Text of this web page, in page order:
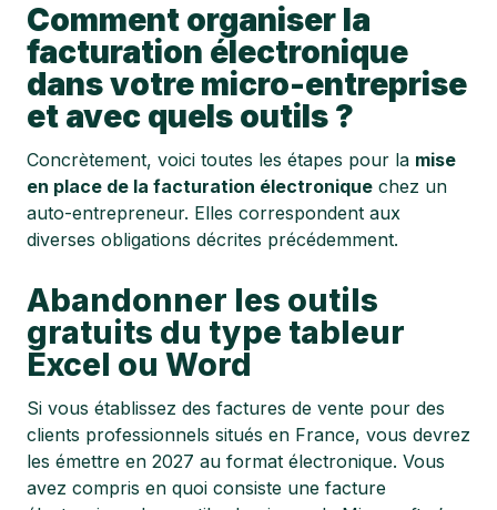
Comment organiser la
facturation électronique
dans votre micro-entreprise
et avec quels outils ?
Concrètement, voici toutes les étapes pour la mise
en place de la facturation électronique chez un
auto-entrepreneur. Elles correspondent aux
diverses obligations décrites précédemment.
Abandonner les outils
gratuits du type tableur
Excel ou Word
Si vous établissez des factures de vente pour des
clients professionnels situés en France, vous devrez
les émettre en 2027 au format électronique. Vous
avez compris en quoi consiste une facture